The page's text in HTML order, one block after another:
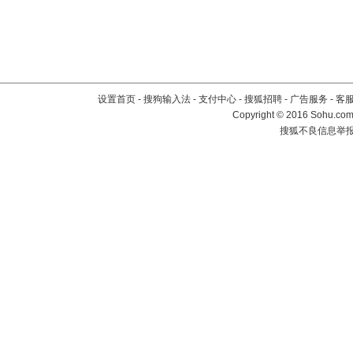
设置首页 - 搜狗输入法 - 支付中心 - 搜狐招聘 - 广告服务 - 客
Copyright©2016
搜狐不良信息举